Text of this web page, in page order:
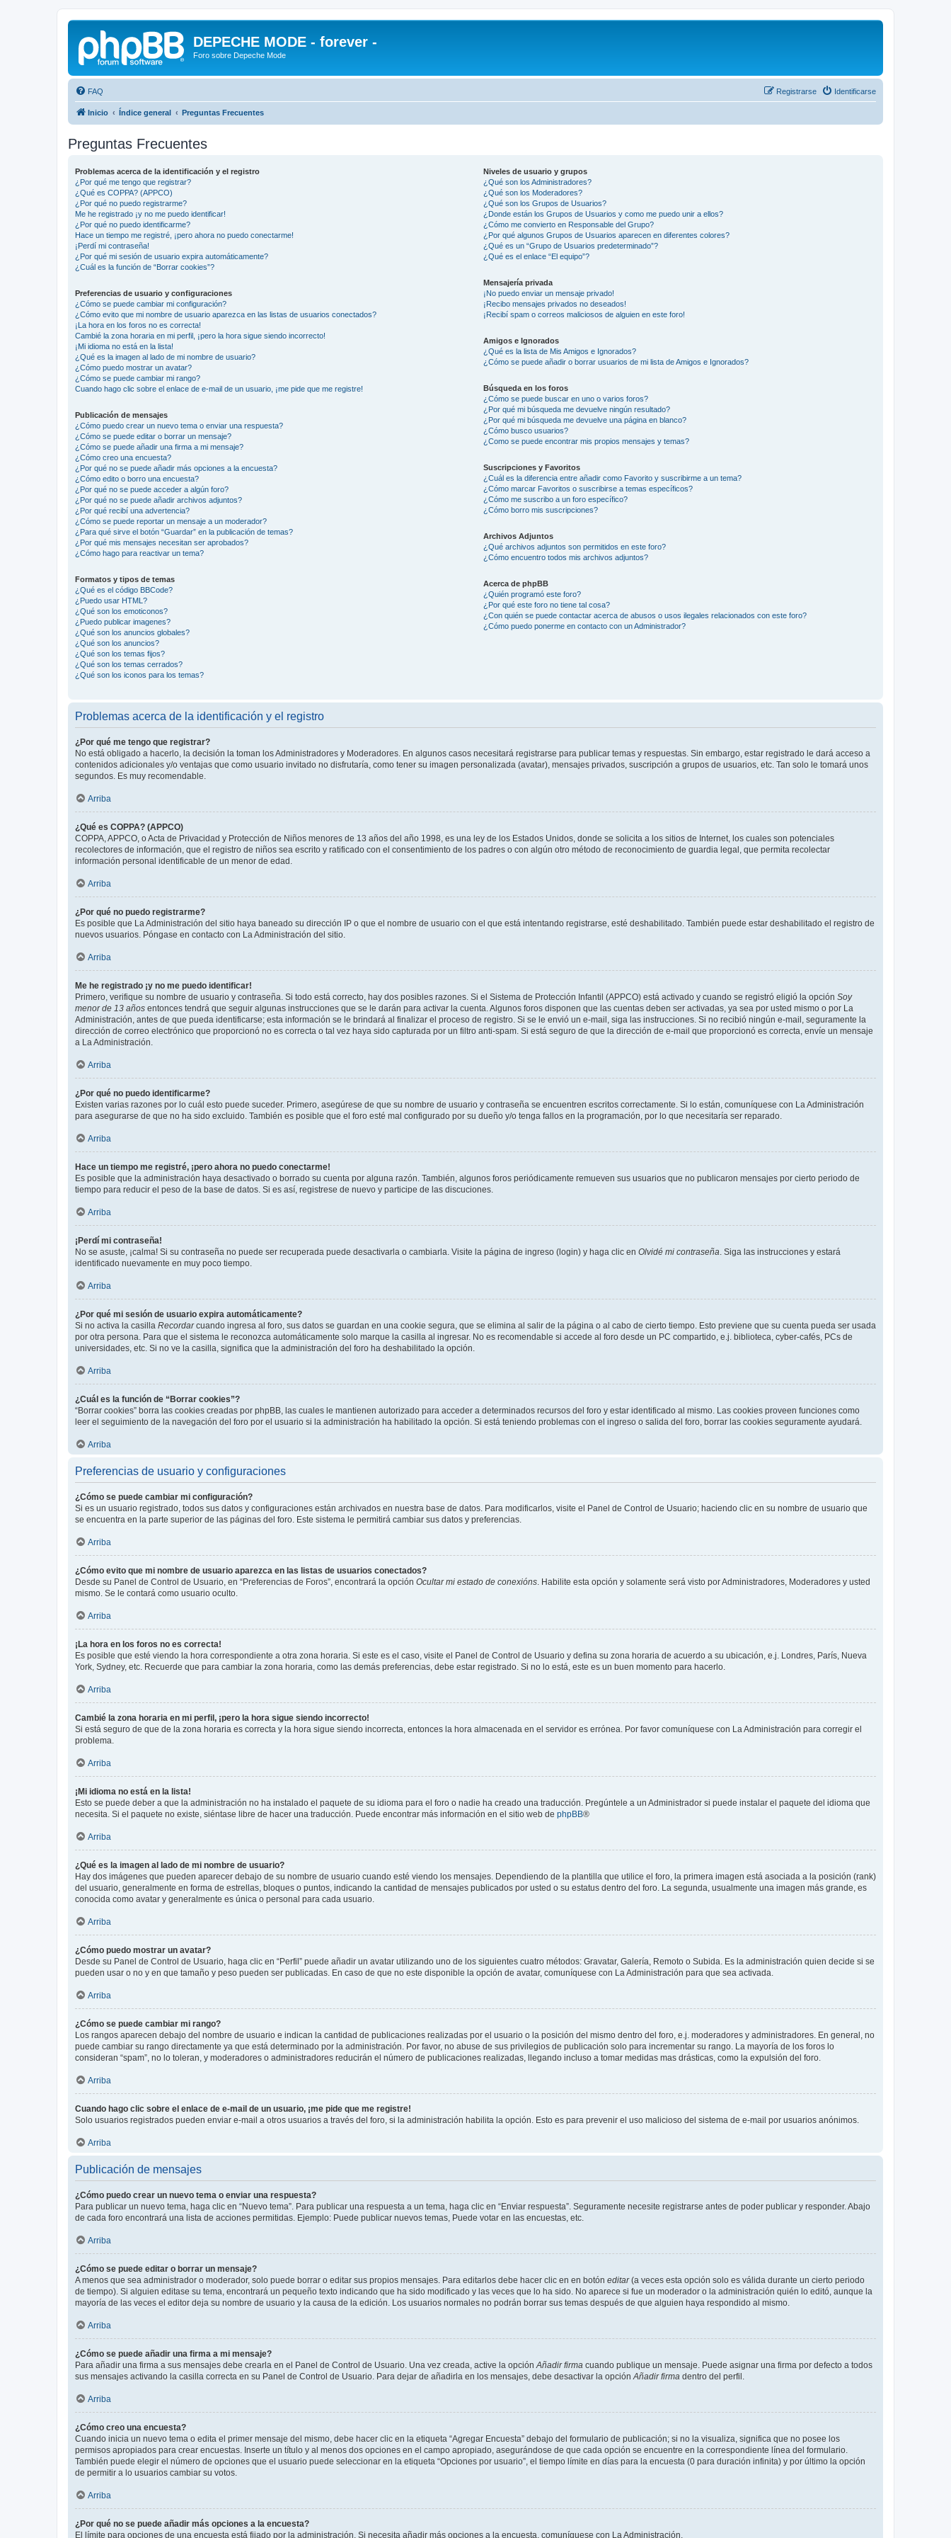
DEPECHE MODE - forever -
Foro sobre Depeche Mode
FAQ Identificarse
Registrarse
Inicio Índice general Preguntas Frecuentes
Preguntas Frecuentes
Problemas acerca de la identificación y el registro
¿Por qué me tengo que registrar?
¿Qué es COPPA? (APPCO)
¿Por qué no puedo registrarme?
Me he registrado ¡y no me puedo identificar!
¿Por qué no puedo identificarme?
Hace un tiempo me registré, ¡pero ahora no puedo conectarme!
¡Perdí mi contraseña!
¿Por qué mi sesión de usuario expira automáticamente?
¿Cuál es la función de “Borrar cookies”?
Preferencias de usuario y configuraciones
¿Cómo se puede cambiar mi configuración?
¿Cómo evito que mi nombre de usuario aparezca en las listas de usuarios conectados?
¡La hora en los foros no es correcta!
Cambié la zona horaria en mi perfil, ¡pero la hora sigue siendo incorrecto!
¡Mi idioma no está en la lista!
¿Qué es la imagen al lado de mi nombre de usuario?
¿Cómo puedo mostrar un avatar?
¿Cómo se puede cambiar mi rango?
Cuando hago clic sobre el enlace de e-mail de un usuario, ¡me pide que me registre!
Publicación de mensajes
¿Cómo puedo crear un nuevo tema o enviar una respuesta?
¿Cómo se puede editar o borrar un mensaje?
¿Cómo se puede añadir una firma a mi mensaje?
¿Cómo creo una encuesta?
¿Por qué no se puede añadir más opciones a la encuesta?
¿Cómo edito o borro una encuesta?
¿Por qué no se puede acceder a algún foro?
¿Por qué no se puede añadir archivos adjuntos?
¿Por qué recibí una advertencia?
¿Cómo se puede reportar un mensaje a un moderador?
¿Para qué sirve el botón “Guardar” en la publicación de temas?
¿Por qué mis mensajes necesitan ser aprobados?
¿Cómo hago para reactivar un tema?
Formatos y tipos de temas
¿Qué es el código BBCode?
¿Puedo usar HTML?
¿Qué son los emoticonos?
¿Puedo publicar imagenes?
¿Qué son los anuncios globales?
¿Qué son los anuncios?
¿Qué son los temas fijos?
¿Qué son los temas cerrados?
¿Qué son los iconos para los temas?
Niveles de usuario y grupos
¿Qué son los Administradores?
¿Qué son los Moderadores?
¿Qué son los Grupos de Usuarios?
¿Donde están los Grupos de Usuarios y como me puedo unir a ellos?
¿Cómo me convierto en Responsable del Grupo?
¿Por qué algunos Grupos de Usuarios aparecen en diferentes colores?
¿Qué es un “Grupo de Usuarios predeterminado”?
¿Qué es el enlace “El equipo”?
Mensajería privada
¡No puedo enviar un mensaje privado!
¡Recibo mensajes privados no deseados!
¡Recibí spam o correos maliciosos de alguien en este foro!
Amigos e Ignorados
¿Qué es la lista de Mis Amigos e Ignorados?
¿Cómo se puede añadir o borrar usuarios de mi lista de Amigos e Ignorados?
Búsqueda en los foros
¿Cómo se puede buscar en uno o varios foros?
¿Por qué mi búsqueda me devuelve ningún resultado?
¿Por qué mi búsqueda me devuelve una página en blanco?
¿Cómo busco usuarios?
¿Como se puede encontrar mis propios mensajes y temas?
Suscripciones y Favoritos
¿Cuál es la diferencia entre añadir como Favorito y suscribirme a un tema?
¿Cómo marcar Favoritos o suscribirse a temas específicos?
¿Cómo me suscribo a un foro específico?
¿Cómo borro mis suscripciones?
Archivos Adjuntos
¿Qué archivos adjuntos son permitidos en este foro?
¿Cómo encuentro todos mis archivos adjuntos?
Acerca de phpBB
¿Quién programó este foro?
¿Por qué este foro no tiene tal cosa?
¿Con quién se puede contactar acerca de abusos o usos ilegales relacionados con este foro?
¿Cómo puedo ponerme en contacto con un Administrador?
Problemas acerca de la identificación y el registro
¿Por qué me tengo que registrar?
No está obligado a hacerlo, la decisión la toman los Administradores y Moderadores. En algunos casos necesitará registrarse para publicar temas y respuestas. Sin embargo, estar registrado le dará acceso a
contenidos adicionales y/o ventajas que como usuario invitado no disfrutaría, como tener su imagen personalizada (avatar), mensajes privados, suscripción a grupos de usuarios, etc. Tan solo le tomará unos
segundos. Es muy recomendable.
Arriba
¿Qué es COPPA? (APPCO)
COPPA, APPCO, o Acta de Privacidad y Protección de Niños menores de 13 años del año 1998, es una ley de los Estados Unidos, donde se solicita a los sitios de Internet, los cuales son potenciales
recolectores de información, que el registro de niños sea escrito y ratificado con el consentimiento de los padres o con algún otro método de reconocimiento de guardia legal, que permita recolectar
información personal identificable de un menor de edad.
Arriba
¿Por qué no puedo registrarme?
Es posible que La Administración del sitio haya baneado su dirección IP o que el nombre de usuario con el que está intentando registrarse, esté deshabilitado. También puede estar deshabilitado el registro de
nuevos usuarios. Póngase en contacto con La Administración del sitio.
Arriba
Me he registrado ¡y no me puedo identificar!
Primero, verifique su nombre de usuario y contraseña. Si todo está correcto, hay dos posibles razones. Si el Sistema de Protección Infantil (APPCO) está activado y cuando se registró eligió la opción Soy
menor de 13 años entonces tendrá que seguir algunas instrucciones que se le darán para activar la cuenta. Algunos foros disponen que las cuentas deben ser activadas, ya sea por usted mismo o por La
Administración, antes de que pueda identificarse; esta información se le brindará al finalizar el proceso de registro. Si se le envió un e-mail, siga las instrucciones. Si no recibió ningún e-mail, seguramente la
dirección de correo electrónico que proporcionó no es correcta o tal vez haya sido capturada por un filtro anti-spam. Si está seguro de que la dirección de e-mail que proporcionó es correcta, envíe un mensaje
a La Administración.
Arriba
¿Por qué no puedo identificarme?
Existen varias razones por lo cuál esto puede suceder. Primero, asegúrese de que su nombre de usuario y contraseña se encuentren escritos correctamente. Si lo están, comuníquese con La Administración
para asegurarse de que no ha sido excluido. También es posible que el foro esté mal configurado por su dueño y/o tenga fallos en la programación, por lo que necesitaría ser reparado.
Arriba
Hace un tiempo me registré, ¡pero ahora no puedo conectarme!
Es posible que la administración haya desactivado o borrado su cuenta por alguna razón. También, algunos foros periódicamente remueven sus usuarios que no publicaron mensajes por cierto periodo de
tiempo para reducir el peso de la base de datos. Si es así, registrese de nuevo y participe de las discuciones.
Arriba
¡Perdí mi contraseña!
No se asuste, ¡calma! Si su contraseña no puede ser recuperada puede desactivarla o cambiarla. Visite la página de ingreso (login) y haga clic en Olvidé mi contraseña . Siga las instrucciones y estará
identificado nuevamente en muy poco tiempo.
Arriba
¿Por qué mi sesión de usuario expira automáticamente?
Si no activa la casilla Recordarcuando ingresa al foro, sus datos se guardan en una cookie segura, que se elimina al salir de la página o al cabo de cierto tiempo. Esto previene que su cuenta pueda ser usada
por otra persona. Para que el sistema le reconozca automáticamente solo marque la casilla al ingresar. No es recomendable si accede al foro desde un PC compartido, e.j. biblioteca, cyber-cafés, PCs de
universidades, etc. Si no ve la casilla, significa que la administración del foro ha deshabilitado la opción.
Arriba
¿Cuál es la función de “Borrar cookies”?
“Borrar cookies” borra las cookies creadas por phpBB, las cuales le mantienen autorizado para acceder a determinados recursos del foro y estar identificado al mismo. Las cookies proveen funciones como
leer el seguimiento de la navegación del foro por el usuario si la administración ha habilitado la opción. Si está teniendo problemas con el ingreso o salida del foro, borrar las cookies seguramente ayudará.
Arriba
Preferencias de usuario y configuraciones
¿Cómo se puede cambiar mi configuración?
Si es un usuario registrado, todos sus datos y configuraciones están archivados en nuestra base de datos. Para modificarlos, visite el Panel de Control de Usuario; haciendo clic en su nombre de usuario que
se encuentra en la parte superior de las páginas del foro. Este sistema le permitirá cambiar sus datos y preferencias.
Arriba
¿Cómo evito que mi nombre de usuario aparezca en las listas de usuarios conectados?
Desde su Panel de Control de Usuario, en “Preferencias de Foros”, encontrará la opción Ocultar mi estado de conexións . Habilite esta opción y solamente será visto por Administradores, Moderadores y usted
mismo. Se le contará como usuario oculto.
Arriba
¡La hora en los foros no es correcta!
Es posible que esté viendo la hora correspondiente a otra zona horaria. Si este es el caso, visite el Panel de Control de Usuario y defina su zona horaria de acuerdo a su ubicación, e.j. Londres, París, Nueva
York, Sydney, etc. Recuerde que para cambiar la zona horaria, como las demás preferencias, debe estar registrado. Si no lo está, este es un buen momento para hacerlo.
Arriba
Cambié la zona horaria en mi perfil, ¡pero la hora sigue siendo incorrecto!
Si está seguro de que de la zona horaria es correcta y la hora sigue siendo incorrecta, entonces la hora almacenada en el servidor es errónea. Por favor comuníquese con La Administración para corregir el
problema.
Arriba
¡Mi idioma no está en la lista!
Esto se puede deber a que la administración no ha instalado el paquete de su idioma para el foro o nadie ha creado una traducción. Pregúntele a un Administrador si puede instalar el paquete del idioma que
necesita. Si el paquete no existe, siéntase libre de hacer una traducción. Puede encontrar más información en el sitio web de phpBB®
Arriba
¿Qué es la imagen al lado de mi nombre de usuario?
Hay dos imágenes que pueden aparecer debajo de su nombre de usuario cuando esté viendo los mensajes. Dependiendo de la plantilla que utilice el foro, la primera imagen está asociada a la posición (rank)
del usuario, generalmente en forma de estrellas, bloques o puntos, indicando la cantidad de mensajes publicados por usted o su estatus dentro del foro. La segunda, usualmente una imagen más grande, es
conocida como avatar y generalmente es única o personal para cada usuario.
Arriba
¿Cómo puedo mostrar un avatar?
Desde su Panel de Control de Usuario, haga clic en “Perfil” puede añadir un avatar utilizando uno de los siguientes cuatro métodos: Gravatar, Galería, Remoto o Subida. Es la administración quien decide si se
pueden usar o no y en que tamaño y peso pueden ser publicadas. En caso de que no este disponible la opción de avatar, comuníquese con La Administración para que sea activada.
Arriba
¿Cómo se puede cambiar mi rango?
Los rangos aparecen debajo del nombre de usuario e indican la cantidad de publicaciones realizadas por el usuario o la posición del mismo dentro del foro, e.j. moderadores y administradores. En general, no
puede cambiar su rango directamente ya que está determinado por la administración. Por favor, no abuse de sus privilegios de publicación solo para incrementar su rango. La mayoría de los foros lo
consideran “spam”, no lo toleran, y moderadores o administradores reducirán el número de publicaciones realizadas, llegando incluso a tomar medidas mas drásticas, como la expulsión del foro.
Arriba
Cuando hago clic sobre el enlace de e-mail de un usuario, ¡me pide que me registre!
Solo usuarios registrados pueden enviar e-mail a otros usuarios a través del foro, si la administración habilita la opción. Esto es para prevenir el uso malicioso del sistema de e-mail por usuarios anónimos.
Arriba
Publicación de mensajes
¿Cómo puedo crear un nuevo tema o enviar una respuesta?
Para publicar un nuevo tema, haga clic en “Nuevo tema”. Para publicar una respuesta a un tema, haga clic en “Enviar respuesta”. Seguramente necesite registrarse antes de poder publicar y responder. Abajo
de cada foro encontrará una lista de acciones permitidas. Ejemplo: Puede publicar nuevos temas, Puede votar en las encuestas, etc.
Arriba
¿Cómo se puede editar o borrar un mensaje?
A menos que sea administrador o moderador, solo puede borrar o editar sus propios mensajes. Para editarlos debe hacer clic en en botón editar(a veces esta opción solo es válida durante un cierto periodo
de tiempo). Si alguien editase su tema, encontrará un pequeño texto indicando que ha sido modificado y las veces que lo ha sido. No aparece si fue un moderador o la administración quién lo editó, aunque la
mayoría de las veces el editor deja su nombre de usuario y la causa de la edición. Los usuarios normales no podrán borrar sus temas después de que alguien haya respondido al mismo.
Arriba
¿Cómo se puede añadir una firma a mi mensaje?
Para añadir una firma a sus mensajes debe crearla en el Panel de Control de Usuario. Una vez creada, active la opción Añadir firma cuando publique un mensaje. Puede asignar una firma por defecto a todos
sus mensajes activando la casilla correcta en su Panel de Control de Usuario. Para dejar de añadirla en los mensajes, debe desactivar la opción Añadir firma dentro del perfil.
Arriba
¿Cómo creo una encuesta?
Cuando inicia un nuevo tema o edita el primer mensaje del mismo, debe hacer clic en la etiqueta “Agregar Encuesta” debajo del formulario de publicación; si no la visualiza, significa que no posee los
permisos apropiados para crear encuestas. Inserte un título y al menos dos opciones en el campo apropiado, asegurándose de que cada opción se encuentre en la correspondiente línea del formulario.
También puede elegir el número de opciones que el usuario puede seleccionar en la etiqueta “Opciones por usuario”, el tiempo límite en días para la encuesta (0 para duración infinita) y por último la opción
de permitir a lo usuarios cambiar su votos.
Arriba
¿Por qué no se puede añadir más opciones a la encuesta?
El límite para opciones de una encuesta está fijado por la administración. Si necesita añadir más opciones a la encuesta, comuníquese con La Administración.